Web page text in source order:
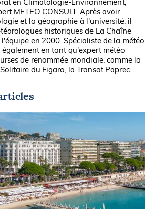
en Climatologie-Environnement,
METEO CONSULT. Après avoir
et la géographie à l'université, il
historiques de La Chaîne
en 2000. Spécialiste de la météo
en tant qu'expert météo
de renommée mondiale, comme la
du Figaro, la Transat Paprec...